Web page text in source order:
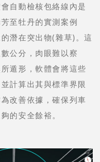
自動檢核包絡線內是
至牡丹的實測案例
潛在突出物(雜草)。這
公分，肉眼難以察
遁形，軟體會將這些
計算出其與標準界限
改善依據，確保列車
的安全餘裕。